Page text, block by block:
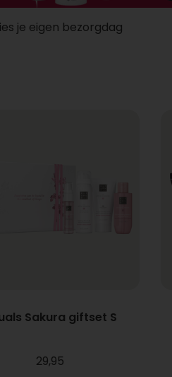
je eigen bezorgdag
Sakura giftset S
29,95